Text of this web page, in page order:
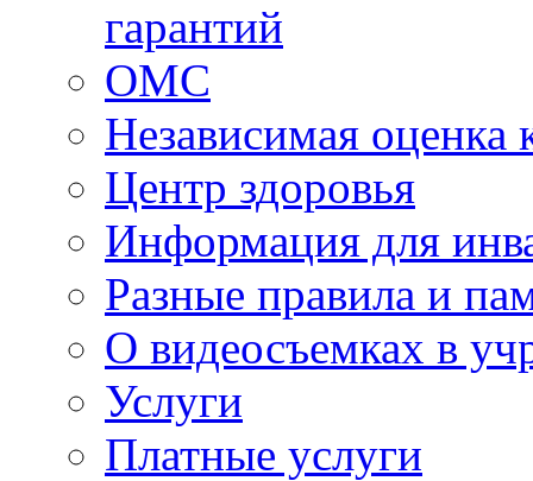
гарантий
ОМС
Независимая оценка
Центр здоровья
Информация для
Разные правила и
О видеосъемках в
Услуги
Платные услуги